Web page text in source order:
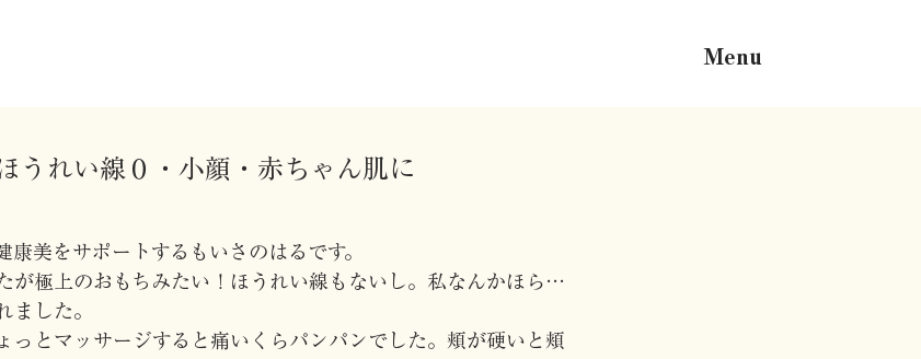
Menu
うれい線０・小顔・赤ちゃん肌に
美をサポートするもいさのはるです。
が極上のおもちみたい！ほうれい線もないし。私なんかほら…
ました。
っとマッサージすると痛いくらパンパンでした。頬が硬いと頬